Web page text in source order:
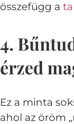
összefügg a
4.
érzed
Ez a minta
ahol az öröm